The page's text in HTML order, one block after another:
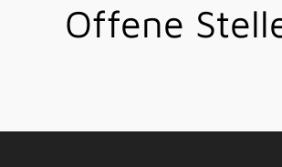
Offene